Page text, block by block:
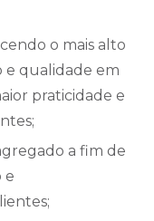
e qualidade em
praticidade e
e